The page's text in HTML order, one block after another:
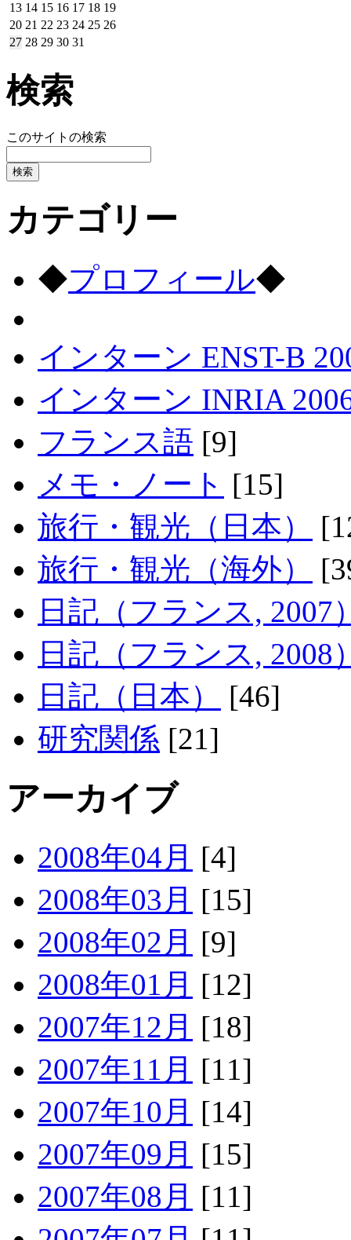
13 14 15 16 17 18 19
20 21 22 23 24 25 26
27 28 29 30 31
検索
このサイトの検索
カテゴリー
◆プロフィール◆
インターン ENST-B
インターン INRIA
フランス語 [9]
メモ・ノート [15]
旅行・観光（日本）
旅行・観光（海外）
日記（フランス, 2007
日記（フランス, 2008
日記（日本）
[46]
研究関係 [21]
アーカイブ
2008年04月 [4]
2008年03月 [15]
2008年02月 [9]
2008年01月 [12]
2007年12月 [18]
2007年11月 [11]
2007年10月 [14]
2007年09月 [15]
2007年08月 [11]